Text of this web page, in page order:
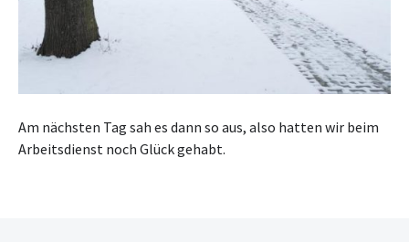
Am nächsten Tag sah es dann so aus, also hatten wir beim
Arbeitsdienst noch Glück gehabt.